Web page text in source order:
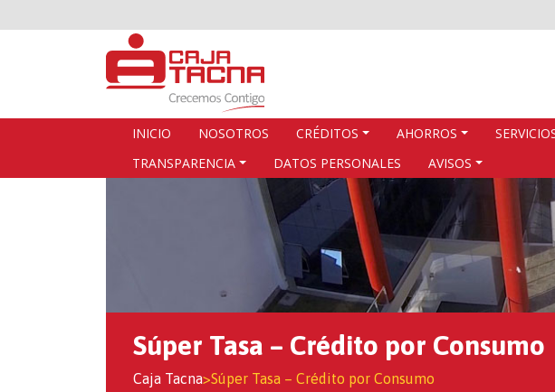
INICIO NOSOTROS CRÉDITOS AHORROS
TRANSPARENCIA
DATOS PERSONALES AVISOS
Súper Tasa – Crédito por Consumo
Caja Tacna>Súper Tasa – Crédito por Consumo